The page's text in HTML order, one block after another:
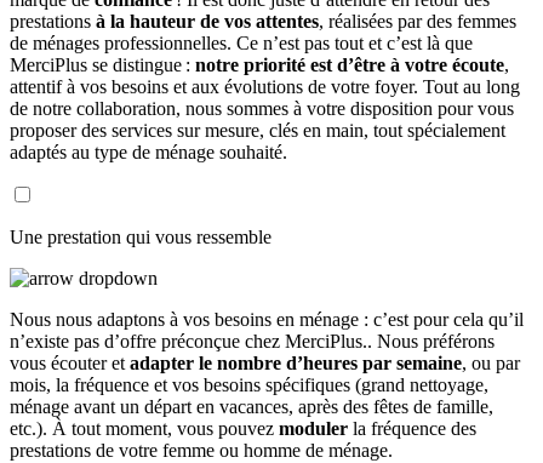
prestations à la hauteur de vos attentes, réalisées par des femmes
de ménages professionnelles. Ce n’est pas tout et c’est là que
MerciPlus se distingue : notre priorité est d’être à votre écoute,
attentif à vos besoins et aux évolutions de votre foyer. Tout au long
de notre collaboration, nous sommes à votre disposition pour vous
proposer des services sur mesure, clés en main, tout spécialement
adaptés au type de ménage souhaité.
Une prestation qui vous ressemble
Nous nous adaptons à vos besoins en ménage : c’est pour cela qu’il
n’existe pas d’offre préconçue chez MerciPlus.. Nous préférons
vous écouter et adapter le nombre d’heures par semaine, ou par
mois, la fréquence et vos besoins spécifiques (grand nettoyage,
ménage avant un départ en vacances, après des fêtes de famille,
etc.). À tout moment, vous pouvez moduler la fréquence des
prestations de votre femme ou homme de ménage.